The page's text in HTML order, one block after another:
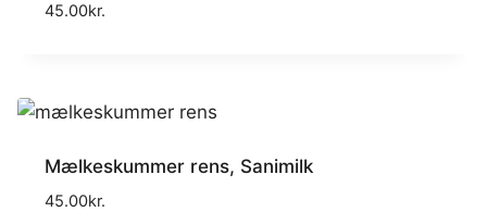
45.00kr.
Mælkeskummer rens, Sanimilk
45.00kr.